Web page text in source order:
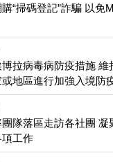
“掃碼登記”詐騙 以免
拉病毒病防疫措施 維
地區進行加強入境防
隊落區走訪各社團 凝
工作